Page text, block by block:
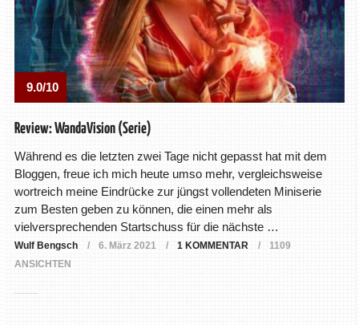
9.0/10
Review: WandaVision (Serie)
Während es die letzten zwei Tage nicht gepasst hat mit dem
Bloggen, freue ich mich heute umso mehr, vergleichsweise
wortreich meine Eindrücke zur jüngst vollendeten Miniserie
zum Besten geben zu können, die einen mehr als
vielversprechenden Startschuss für die nächste …
Wulf Bengsch 6. März 2021 1 KOMMENTAR
1109
ANSICHTEN